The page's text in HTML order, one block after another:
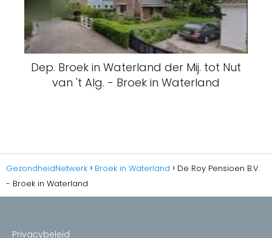
Dep. Broek in Waterland der Mij. tot Nut
van 't Alg. - Broek in Waterland
GezondheidNetwerk Broek in Waterland
De Roy Pensioen B.V.
- Broek in Waterland
Privacybeleid